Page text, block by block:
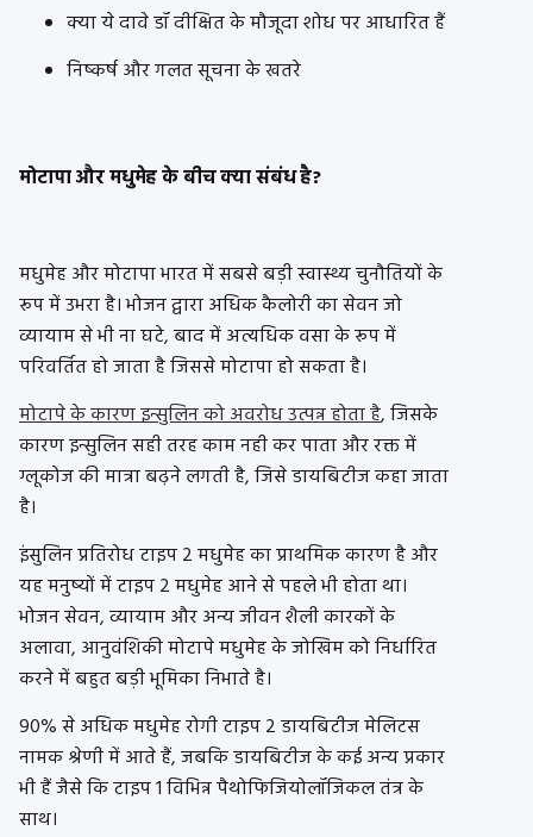
क्या ये दावे डॉ दीक्षित के मौजूदा शोध पर आधारित हैं
निष्कर्ष और गलत सूचना के खतरे
मोटापा और मधुमेह के बीच क्या संबंध है?
मधुमेह और मोटापा भारत में सबसे बड़ी स्वास्थ्य चुनौतियों के
रूप में उभरा है। भोजन द्वारा अधिक कैलोरी का सेवन जो
व्यायाम से भी ना घटे, बाद में अत्यधिक वसा के रूप में
परिवर्तित हो जाता है जिससे मोटापा हो सकता है।
मोटापे के कारण इन्सुलिन को अवरोध उत्पन्न होता है, जिसके
कारण इन्सुलिन सही तरह काम नही कर पाता और रक्त में
ग्लूकोज की मात्रा बढ़ने लगती है, जिसे डायबिटीज कहा जाता
है।
इंसुलिन प्रतिरोध टाइप 2 मधुमेह का प्राथमिक कारण है और
यह मनुष्यों में टाइप 2 मधुमेह आने से पहले भी होता था।
भोजन सेवन, व्यायाम और अन्य जीवन शैली कारकों के
अलावा, आनुवंशिकी मोटापे मधुमेह के जोखिम को निर्धारित
करने में बहुत बड़ी भूमिका निभाते है।
90% से अधिक मधुमेह रोगी टाइप 2 डायबिटीज मेलिटस
नामक श्रेणी में आते हैं, जबकि डायबिटीज के कई अन्य प्रकार
भी हैं जैसे कि टाइप 1 विभिन्न पैथोफिजियोलॉजिकल तंत्र के
साथ।